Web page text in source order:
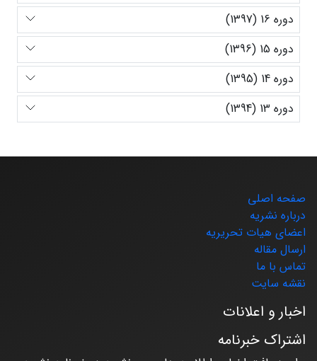
دوره 16 (1397)
دوره 15 (1396)
دوره 14 (1395)
دوره 13 (1394)
صفحه اصلی
درباره نشریه
اعضای هیات تحریریه
ارسال مقاله
تماس با ما
نقشه سایت
اخبار و اعلانات
اشتراک خبرنامه